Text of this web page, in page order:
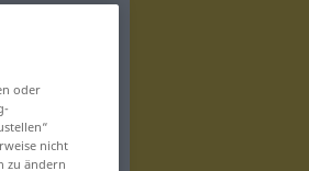
oder
nicht
zu ändern